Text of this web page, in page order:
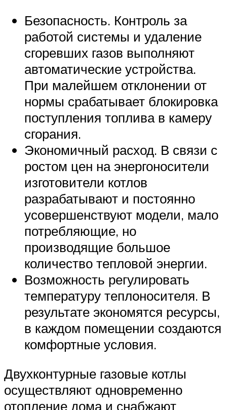
Безопасность. Контроль за
работой системы и удаление
сгоревших газов выполняют
автоматические устройства.
При малейшем отклонении от
нормы срабатывает блокировка
поступления топлива в камеру
сгорания.
Экономичный расход. В связи с
ростом цен на энергоносители
изготовители котлов
разрабатывают и постоянно
усовершенствуют модели, мало
потребляющие, но
производящие большое
количество тепловой энергии.
Возможность регулировать
температуру теплоносителя. В
результате экономятся ресурсы,
в каждом помещении создаются
комфортные условия.
Двухконтурные газовые котлы
осуществляют одновременно
отопление дома и снабжают